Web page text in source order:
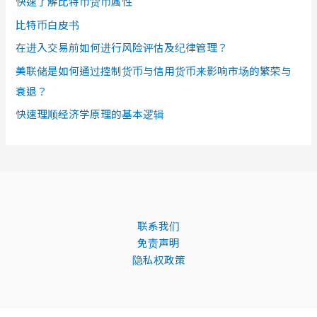
比特币白皮书
在进入交易前如何进行风险评估及纪律管理？
美联储是如何通过控制货币与信用货币来影响市场的繁荣与
衰退？
快速理顺经济学原理的基本逻辑
联系我们
免责声明
隐私权政策